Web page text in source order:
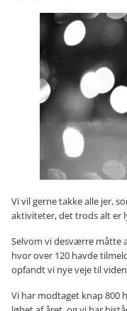
Vi vil gerne takke alle jer,
aktiviteter, det trods alt er
Selvom vi desværre måtte
hvor over 120 havde
opfandt vi nye veje til
Vi har modtaget knap 800